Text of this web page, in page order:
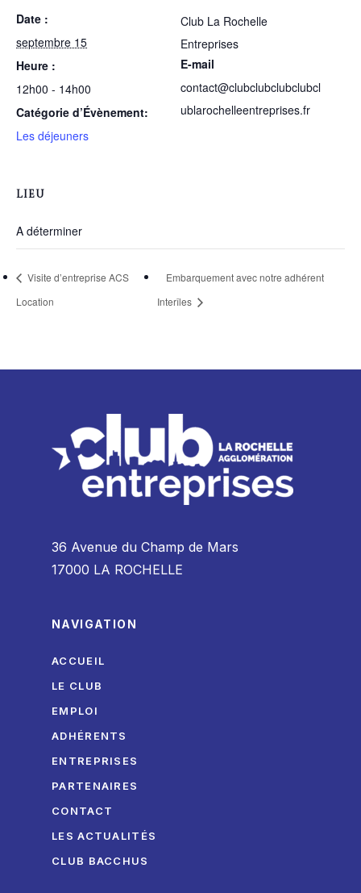
Date :
septembre 15
Heure :
12h00 - 14h00
Catégorie d’Évènement:
Les déjeuners
Club La Rochelle
Entreprises
E-mail
contact@clubclubclubclubcl
ublarochelleentreprises.fr
LIEU
A déterminer
Visite d’entreprise ACS
Location
Embarquement avec notre adhérent
Interîles
36 Avenue du Champ de Mars
17000 LA ROCHELLE
NAVIGATION
ACCUEIL
LE CLUB
EMPLOI
ADHÉRENTS
ENTREPRISES
PARTENAIRES
CONTACT
LES ACTUALITÉS
CLUB BACCHUS